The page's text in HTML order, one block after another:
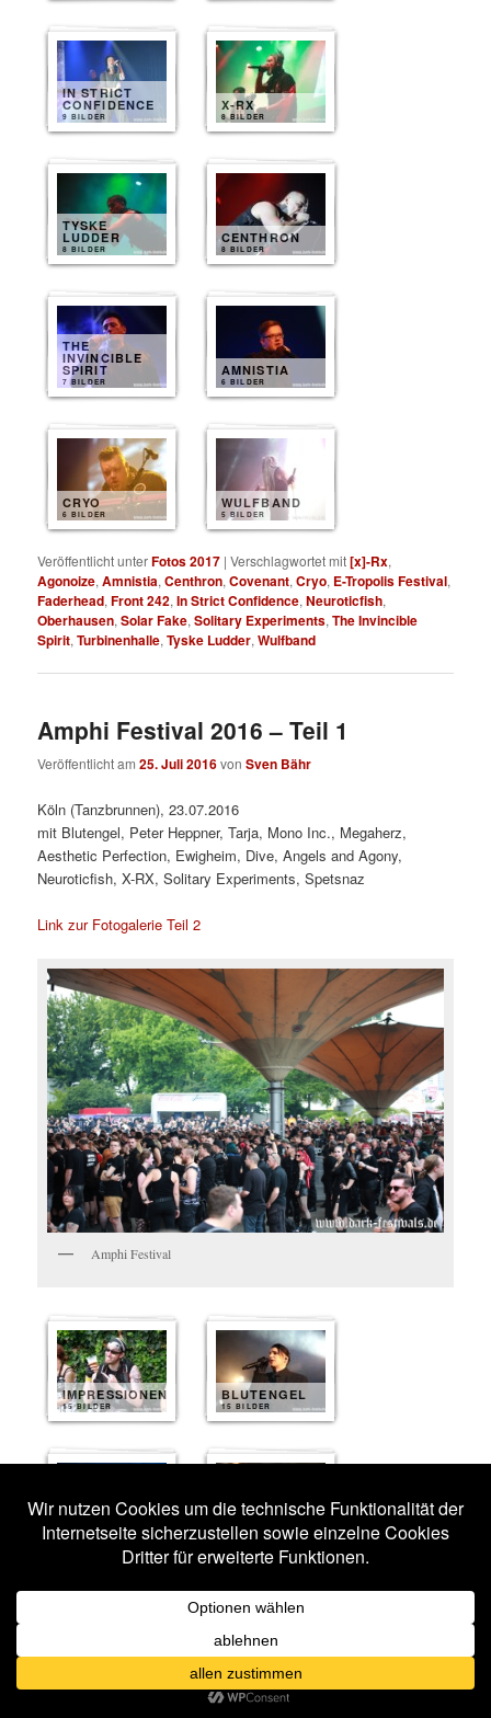
IN STRICT
CONFIDENCE
9 BILDER
X-RX
8 BILDER
TYSKE
LUDDER
8 BILDER
CENTHRON
8 BILDER
THE
INVINCIBLE
SPIRIT
7 BILDER
AMNISTIA
6 BILDER
CRYO
6 BILDER
WULFBAND
5 BILDER
Veröffentlicht unterFotos 2017 |Verschlagwortet mit[x]-Rx,
Agonoize,Amnistia,Centhron,Covenant,Cryo, E-Tropolis Festival,
Faderhead,Front 242,In Strict Confidence,Neuroticfish,
Oberhausen,Solar Fake,Solitary Experiments,The Invincible
Spirit,Turbinenhalle,Tyske Ludder,Wulfband
Amphi Festival 2016 – Teil 1
Veröffentlicht am25. Juli 2016vonSven Bähr
Köln (Tanzbrunnen), 23.07.2016
mit Blutengel, Peter Heppner, Tarja, Mono Inc., Megaherz,
Aesthetic Perfection, Ewigheim, Dive, Angels and Agony,
Neuroticfish, X-RX, Solitary Experiments, Spetsnaz
Link zur Fotogalerie Teil 2
Amphi Festival
IMPRESSIONEN
15 BILDER
BLUTENGEL
15 BILDER
PETER
HEPPNER
14 BILDER
TARJA
14 BILDER
MONO INC. MEGAHERZ
11 BILDER